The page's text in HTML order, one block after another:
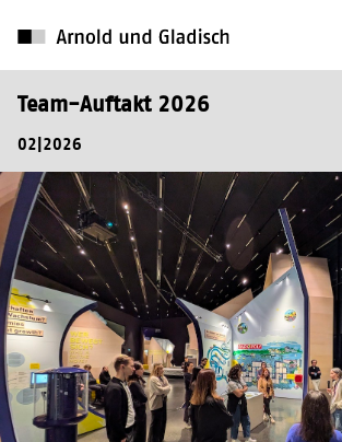
Team-Auftakt 2026
02|2026